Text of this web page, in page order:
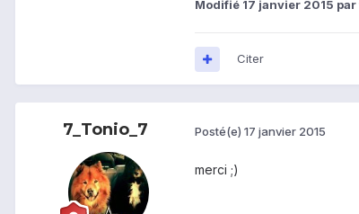
Modifié 17 janvier 2015
Citer
7_Tonio_7 Posté(e) 17 janvier 2015
merci ;)